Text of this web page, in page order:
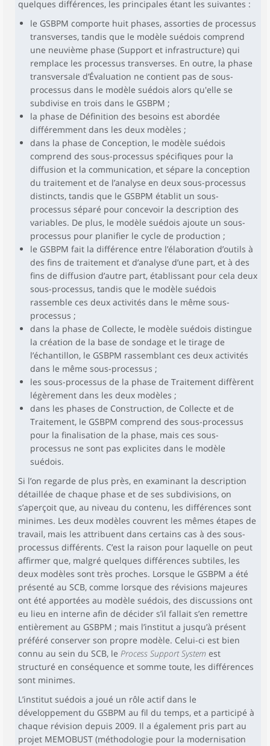
quelques différences, les principales étant les suivantes :
le GSBPM comporte huit phases, assorties de processus
transverses, tandis que le modèle suédois comprend
une neuvième phase (Support et infrastructure) qui
remplace les processus transverses. En outre, la phase
transversale d’Évaluation ne contient pas de sous-
processus dans le modèle suédois alors qu'elle se
subdivise en trois dans le GSBPM ;
la phase de Définition des besoins est abordée
différemment dans les deux modèles ;
dans la phase de Conception, le modèle suédois
comprend des sous-processus spécifiques pour la
diffusion et la communication, et sépare la conception
du traitement et de l’analyse en deux sous-processus
distincts, tandis que le GSBPM établit un sous-
processus séparé pour concevoir la description des
variables. De plus, le modèle suédois ajoute un sous-
processus pour planifier le cycle de production ;
le GSBPM fait la différence entre l’élaboration d’outils à
des fins de traitement et d’analyse d’une part, et à des
fins de diffusion d’autre part, établissant pour cela deux
sous-processus, tandis que le modèle suédois
rassemble ces deux activités dans le même sous-
processus ;
dans la phase de Collecte, le modèle suédois distingue
la création de la base de sondage et le tirage de
l’échantillon, le GSBPM rassemblant ces deux activités
dans le même sous-processus ;
les sous-processus de la phase de Traitement diffèrent
légèrement dans les deux modèles ;
dans les phases de Construction, de Collecte et de
Traitement, le GSBPM comprend des sous-processus
pour la finalisation de la phase, mais ces sous-
processus ne sont pas explicites dans le modèle
suédois.
Si l’on regarde de plus près, en examinant la description
détaillée de chaque phase et de ses subdivisions, on
s’aperçoit que, au niveau du contenu, les différences sont
minimes. Les deux modèles couvrent les mêmes étapes de
travail, mais les attribuent dans certains cas à des sous-
processus différents. C’est la raison pour laquelle on peut
affirmer que, malgré quelques différences subtiles, les
deux modèles sont très proches. Lorsque le GSBPM a été
présenté au SCB, comme lorsque des révisions majeures
ont été apportées au modèle suédois, des discussions ont
eu lieu en interne afin de décider s’il fallait s’en remettre
entièrement au GSBPM ; mais l’institut a jusqu’à présent
préféré conserver son propre modèle. Celui-ci est bien
connu au sein du SCB, le Process Support System est
structuré en conséquence et somme toute, les différences
sont minimes.
L’institut suédois a joué un rôle actif dans le
développement du GSBPM au fil du temps, et a participé à
chaque révision depuis 2009. Il a également pris part au
projet MEMOBUST (méthodologie pour la modernisation